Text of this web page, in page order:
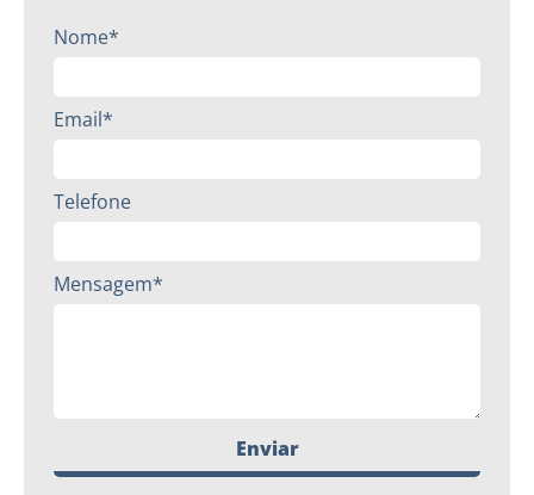
Nome*
Email*
Telefone
Mensagem*
Enviar